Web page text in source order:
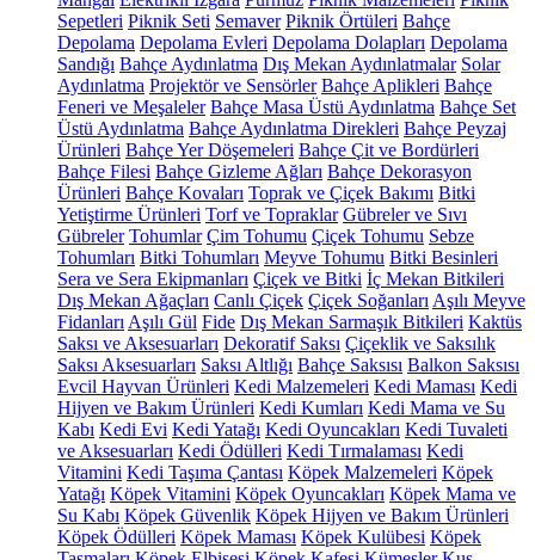
Sepetleri Piknik Seti Semaver Piknik Örtüleri Bahçe
Depolama Depolama Evleri Depolama Dolapları Depolama
Sandığı Bahçe Aydınlatma Dış Mekan Aydınlatmalar Solar
Aydınlatma Projektör ve Sensörler Bahçe Aplikleri Bahçe
Feneri ve Meşaleler Bahçe Masa Üstü Aydınlatma Bahçe Set
Üstü Aydınlatma Bahçe Aydınlatma Direkleri Bahçe Peyzaj
Ürünleri Bahçe Yer Döşemeleri Bahçe Çit ve Bordürleri
Bahçe Filesi Bahçe Gizleme Ağları Bahçe Dekorasyon
Ürünleri Bahçe Kovaları Toprak ve Çiçek Bakımı Bitki
Yetiştirme Ürünleri Torf ve Topraklar Gübreler ve Sıvı
Gübreler Tohumlar Çim Tohumu Çiçek Tohumu Sebze
Tohumları Bitki Tohumları Meyve Tohumu Bitki Besinleri
Sera ve Sera Ekipmanları Çiçek ve Bitki İç Mekan Bitkileri
Dış Mekan Ağaçları Canlı Çiçek Çiçek Soğanları Aşılı Meyve
Fidanları Aşılı Gül Fide Dış Mekan Sarmaşık Bitkileri Kaktüs
Saksı ve Aksesuarları Dekoratif Saksı Çiçeklik ve Saksılık
Saksı Aksesuarları Saksı Altlığı Bahçe Saksısı Balkon Saksısı
Evcil Hayvan Ürünleri Kedi Malzemeleri Kedi Maması Kedi
Hijyen ve Bakım Ürünleri Kedi Kumları Kedi Mama ve Su
Kabı Kedi Evi Kedi Yatağı Kedi Oyuncakları Kedi Tuvaleti
ve Aksesuarları Kedi Ödülleri Kedi Tırmalaması Kedi
Vitamini Kedi Taşıma Çantası Köpek Malzemeleri Köpek
Yatağı Köpek Vitamini Köpek Oyuncakları Köpek Mama ve
Su Kabı Köpek Güvenlik Köpek Hijyen ve Bakım Ürünleri
Köpek Ödülleri Köpek Maması Köpek Kulübesi Köpek